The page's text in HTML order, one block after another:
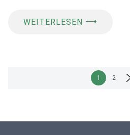
WEITERLESEN ⟶
Seitennummerierung
1 2